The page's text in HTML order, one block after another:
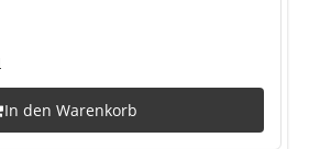
In den Warenkorb